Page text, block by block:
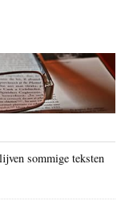
sommige teksten